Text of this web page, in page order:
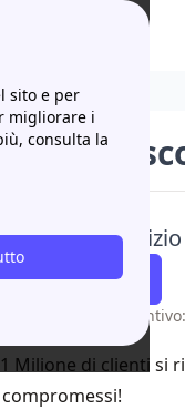
sito e per
migliorare i
consulta la
gas e i contatti
del
Richiamare
senza costo
Milione di clienti si